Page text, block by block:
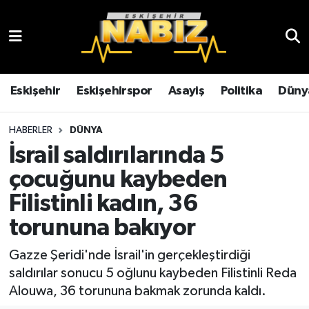
Eskişehir Eskişehirspor Asayiş Politika
HABERLER DÜNYA
İsrail saldırılarında 5
çocuğunu kaybeden
Filistinli kadın, 36
torununa bakıyor
Gazze Şeridi'nde İsrail'in gerçekleştirdiği
saldırılar sonucu 5 oğlunu kaybeden Filistinli Reda
Alouwa, 36 torununa bakmak zorunda kaldı.
Çevre
Eğitim
Ekonomi
Eskişehir
Eskişehirspor
Genel
Eskişehir Hava Durumu
Eskişehir Trafik Yoğunluk Haritası
TFF 3.Lig 4.Grup Puan Durumu ve Fikstür
Tüm Manşetler
Son Dakika Haberleri
Haber Arşivi